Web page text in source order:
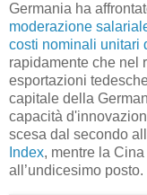
Germania ha
moderazione
costi nominali unitari
rapidamente che nel
esportazioni
capitale della
capacità
scesa dal secondo
Index, mentre la
all’undicesimo posto.